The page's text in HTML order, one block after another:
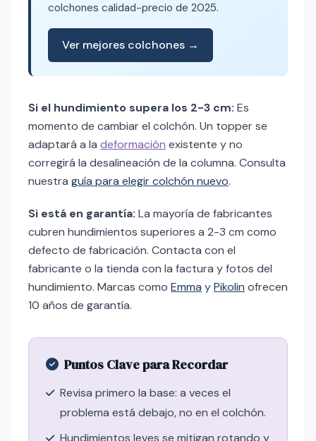
colchones calidad-precio de 2025.
Ver mejores colchones →
Si el hundimiento supera los 2-3 cm: Es
momento de cambiar el colchón. Un topper se
adaptará a la deformación existente y no
corregirá la desalineación de la columna. Consulta
nuestra guía para elegir colchón nuevo.
Si está en garantía: La mayoría de fabricantes
cubren hundimientos superiores a 2-3 cm como
defecto de fabricación. Contacta con el
fabricante o la tienda con la factura y fotos del
hundimiento. Marcas como Emma yPikolin ofrecen
10 años de garantía.
Puntos Clave para Recordar
Revisa primero la base: a veces el
problema está debajo, no en el colchón.
Hundimientos leves se mitigan rotando y